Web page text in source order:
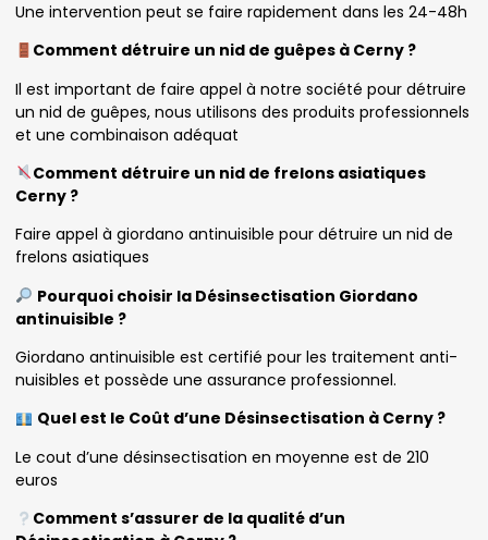
Une intervention peut se faire rapidement dans les 24-48h
Comment détruire un nid de guêpes à Cerny ?
Il est important de faire appel à notre société pour détruire
un nid de guêpes, nous utilisons des produits professionnels
et une combinaison adéquat
Comment détruire un nid de frelons asiatiques
Cerny ?
Faire appel à giordano antinuisible pour détruire un nid de
frelons asiatiques
Pourquoi choisir la Désinsectisation Giordano
antinuisible ?
Giordano antinuisible est certifié pour les traitement anti-
nuisibles et possède une assurance professionnel.
Quel est le Coût d’une Désinsectisation à Cerny ?
Le cout d’une désinsectisation en moyenne est de 210
euros
Comment s’assurer de la qualité d’un